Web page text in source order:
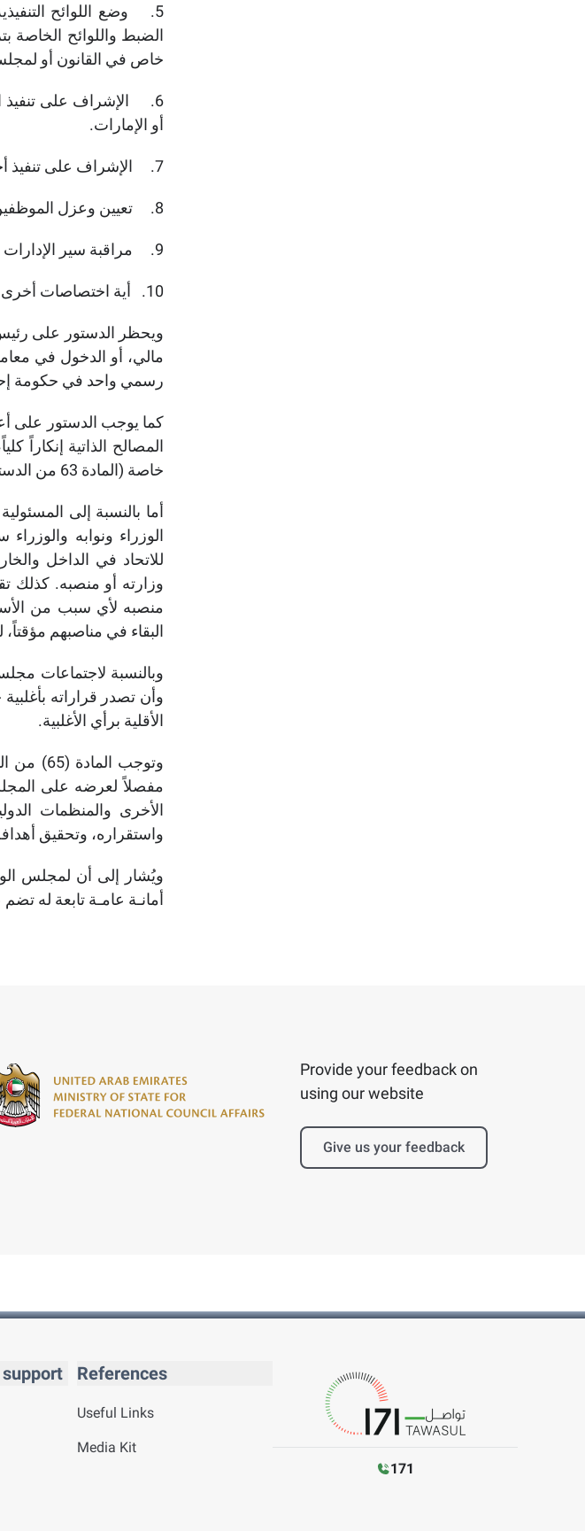
5.
وضع اللوائح
الضبط واللوائح الخاصة
خاص في القانون أو
6.
الإشراف على تنفيذ
أو الإمارات.
7. الإشراف على تنفيذ
8. تعيين وعزل
9. مراقبة سير
10. أية اختصاصات أخرى
ويحظر الدستور على
مالي، أو الدخول في
رسمي واحد في حكومة
كما يوجب الدستور على
المصالح الذاتية إنكاراً
خاصة (المادة 63 من الدستور).
الوزراء ونوابه
للاتحاد في الداخل
وزارته أو منصبه. كذلك
منصبه لأي سبب من
البقاء في مناصبهم
وأن تصدر قراراته
الأقلية برأي الأغلبية.
وتوجب
مفصلاً لعرضه على
الأخرى والمنظمات
واستقراره، وتحقيق
ويُشار إلى أن لمجلس
أمانـة عامـة تابعة له تضم عدداً
Provide your feedback on
using our website
Give us your feedback
References
Useful Links
Media Kit
171